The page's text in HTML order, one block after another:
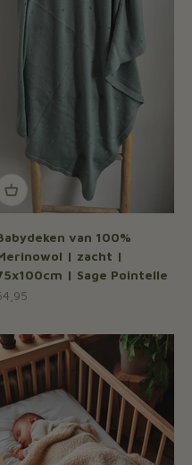
van 100%
| zacht |
| Sage Pointelle